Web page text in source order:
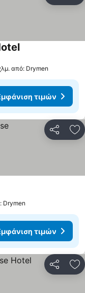
Εμφάνιση τιμών
από: Drymen
τιμών
Drymen
τιμών